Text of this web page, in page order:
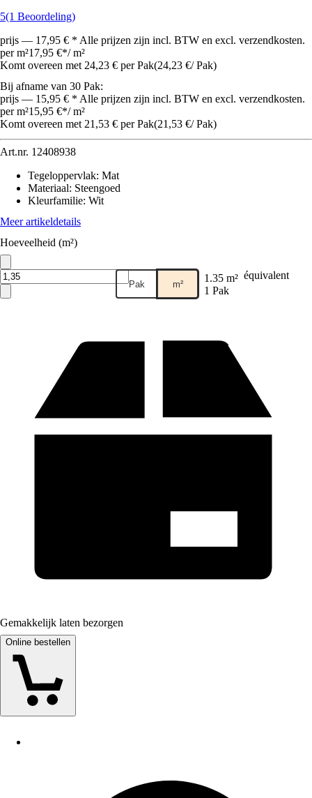
5(1 Beoordeling)
prijs — 17,95 € * Alle prijzen zijn incl. BTW en excl. verzendkosten.
per m²17,95 €*/ m²
Komt overeen met 24,23 € per Pak(24,23 €/ Pak)
Bij afname van 30 Pak:
prijs — 15,95 € * Alle prijzen zijn incl. BTW en excl. verzendkosten.
per m²15,95 €*/ m²
Komt overeen met 21,53 € per Pak(21,53 €/ Pak)
Art.nr. 12408938
Tegeloppervlak: Mat
Materiaal: Steengoed
Kleurfamilie: Wit
Meer artikeldetails
Hoeveelheid (m²)
Pak m² 1.35 m² équivalent
1 Pak
Gemakkelijk laten bezorgen
Online bestellen